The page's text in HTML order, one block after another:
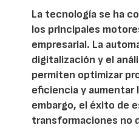
La tecnología se ha
los principales
empresarial. La
digitalización y el
permiten optimizar
eficiencia y aumentar
embargo, el éxito de
transformaciones no